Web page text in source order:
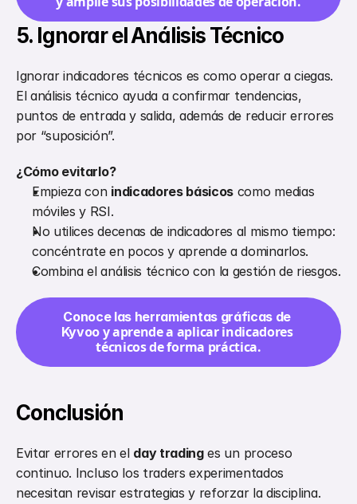
5. Ignorar el Análisis Técnico
Ignorar indicadores técnicos es como operar a ciegas.
El análisis técnico ayuda a confirmar tendencias,
puntos de entrada y salida, además de reducir errores
por “suposición”.
¿Cómo evitarlo?
Empieza con indicadores básicos como medias
móviles y RSI.
No utilices decenas de indicadores al mismo tiempo:
concéntrate en pocos y aprende a dominarlos.
Combina el análisis técnico con la gestión de riesgos.
Conoce las herramientas gráficas de
Kyvoo y aprende a aplicar indicadores
técnicos de forma práctica.
Conclusión
Evitar errores en el day trading es un proceso
continuo. Incluso los traders experimentados
necesitan revisar estrategias y reforzar la disciplina.